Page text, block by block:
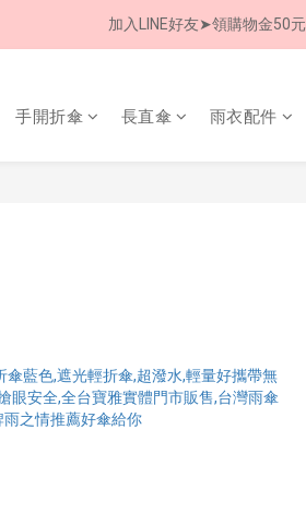
加入LINE好友➤領購物金50
7/30-8/24 全館買就送 雨傘
手開折傘 長直傘 雨衣配件